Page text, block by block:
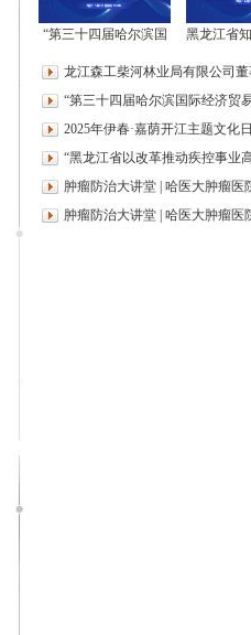
“第三十四届哈尔滨国
闻发布会
黑龙江省
闻
龙江森工柴河林业局有限公司董
“第三十四届哈尔滨国际经济贸
2025年伊春·嘉荫开江主题文化日
“黑龙江省以改革推动疾控事业
肿瘤防治大讲堂 | 哈医大肿瘤医
肿瘤防治大讲堂 | 哈医大肿瘤医